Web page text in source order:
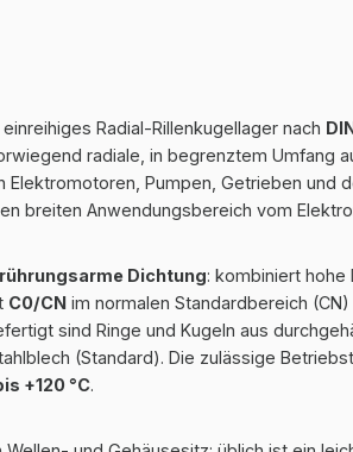
Radial-Rillenkugellager nach
radiale, in begrenztem Umfang
Pumpen, Getrieben und
breiten Anwendungsbereich vom
Dichtung: kombiniert hohe
C0/CN im normalen Standardbereich
sind Ringe und Kugeln aus
(Standard). Die zulässige
+120 °C.